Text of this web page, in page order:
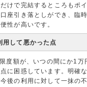
けで完結するところもポ
座引き落としができ、臨
性が高いです。
して悪かった点
度額が、いつの間にか1万
に困惑しています。明確
後の利用に対して一抹の